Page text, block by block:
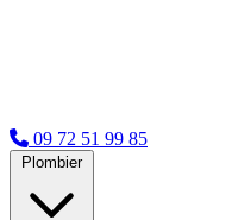
09 72 51 99 85
Plombier